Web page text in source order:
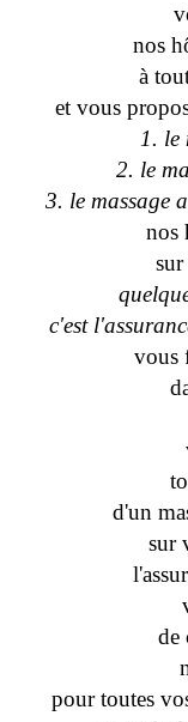
nos
à
et vous
1. le
2. le
3. le massage
nos
c'est
vous
d'un
sur
de
pour toutes